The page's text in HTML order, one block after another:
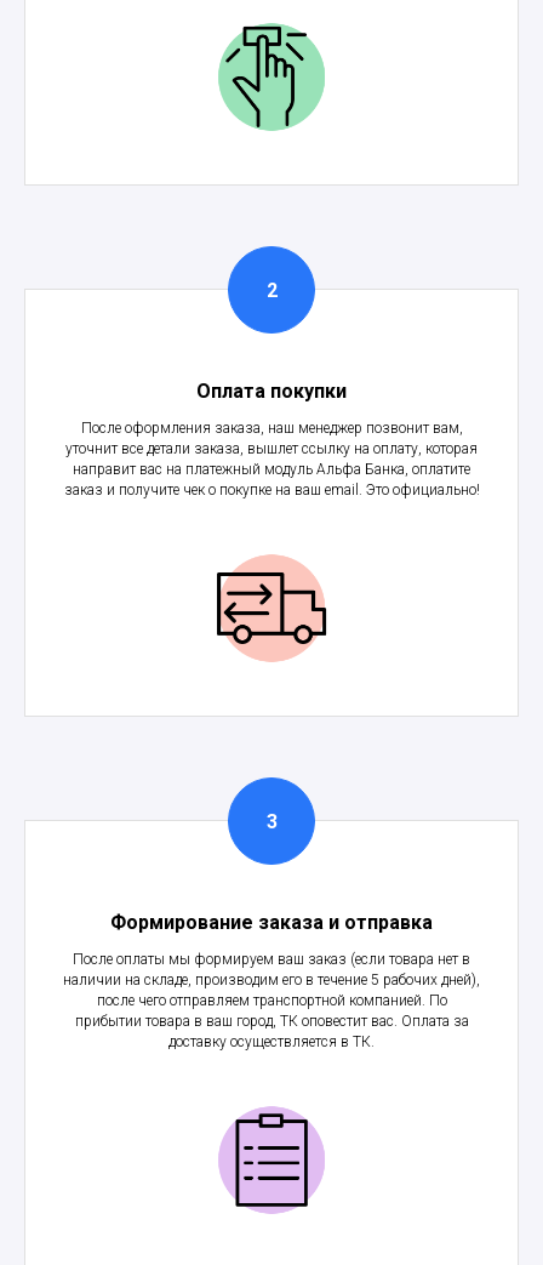
Оплата покупки
После оформления заказа, наш менеджер позвонит вам,
уточнит все детали заказа, вышлет ссылку на оплату, которая
направит вас на платежный модуль Альфа Банка, оплатите
заказ и получите чек о покупке на ваш email. Это официально!
Формирование заказа и отправка
После оплаты мы формируем ваш заказ (если товара нет в
наличии на складе, производим его в течение 5 рабочих дней),
после чего отправляем транспортной компанией. По
прибытии товара в ваш город, ТК оповестит вас. Оплата за
доставку осуществляется в ТК.